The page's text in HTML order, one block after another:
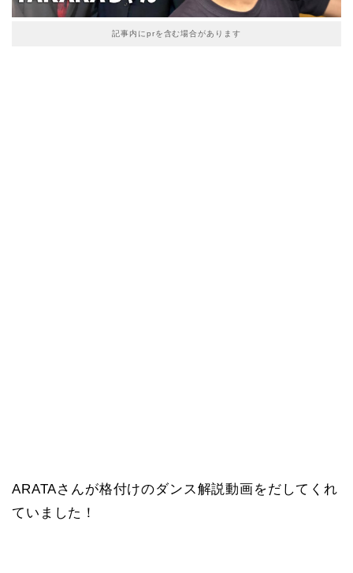
記事内にprを含む場合があります
ARATAさんが格付けのダンス解説動画をだしてくれ
ていました！